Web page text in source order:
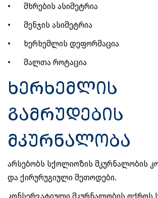
•
მხრების ასიმეტრია
•
მენჯის ასიმეტრია
•
ხერხემლის დეფორმაცია
•
მალთა როტაცია
ხერხემლის
გამრუდების
მკურნალობა
არსებობს სქოლიოზის მკურნალობის
და ქირურუგიული მეთოდები.